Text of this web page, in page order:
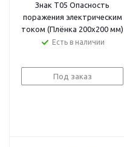
Знак T05 Опасность
поражения электрическим
током (Плёнка 200x200 мм)
Есть в наличии
Под заказ